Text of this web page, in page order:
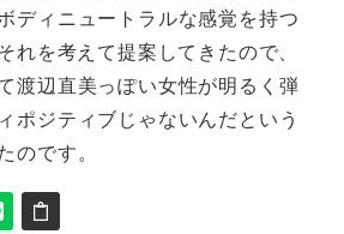
ディニュートラルな感覚を持つ
れを考えて提案してきたので、
渡辺直美っぽい女性が明るく弾
ポジティブじゃないんだという
のです。